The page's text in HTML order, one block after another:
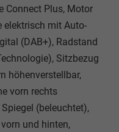
Connect Plus, Motor
elektrisch mit Auto-
(DAB+), Radstand
Sitzbezug
höhenverstellbar,
vorn rechts
(beleuchtet),
und hinten,